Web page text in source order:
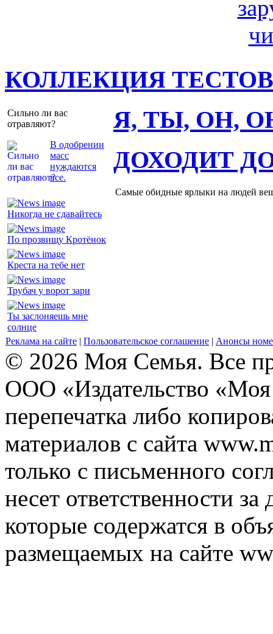
КОЛЛЕКЦИЯ ТЕСТОВ
Сильно ли вас
отравляют?
В одобрении
масс
нуждаются
все.
Я, ТЫ, ОН,
Никогда не сдавайтесь
По прозвищу Кротёнок
Креста на тебе нет
Трубач у ворот зари
Ты заслоняешь мне
солнце
ДОХОДИТ
Самые обидные ярлыки на людей
Реклама на сайте | Пользовательское соглашение | Анонсы
© 2026 Моя Семья. Все
ООО «Издательство
перепечатка либо
материалов с сайта
только с письменного
несет ответственности
которые содержатся в
размещаемых на сайте